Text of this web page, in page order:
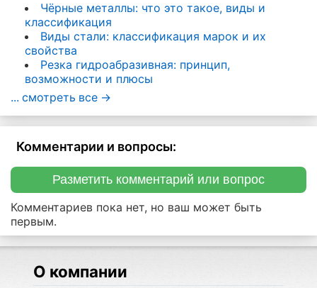
Чёрные металлы: что это такое, виды и
классификация
Виды стали: классификация марок и их
свойства
Резка гидроабразивная: принцип,
возможности и плюсы
... смотреть все ->
Комментарии и вопросы:
Разметить комментарий или вопрос
Комментариев пока нет, но ваш может быть
первым.
О компании